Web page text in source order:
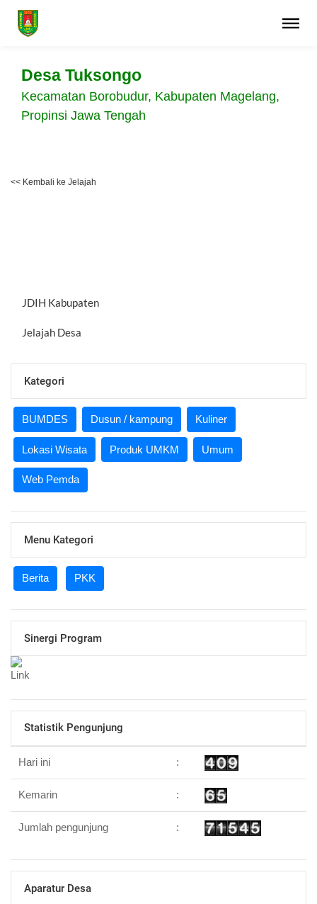
Desa Tuksongo
Kecamatan Borobudur, Kabupaten Magelang,
Propinsi Jawa Tengah
<< Kembali ke Jelajah
JDIH Kabupaten
Jelajah Desa
Kategori
BUMDES Dusun / kampung Kuliner
Lokasi Wisata Produk UMKM Umum
Web Pemda
Menu Kategori
Berita PKK
Sinergi Program
Statistik Pengunjung
Hari ini :
Kemarin :
Jumlah pengunjung :
Aparatur Desa